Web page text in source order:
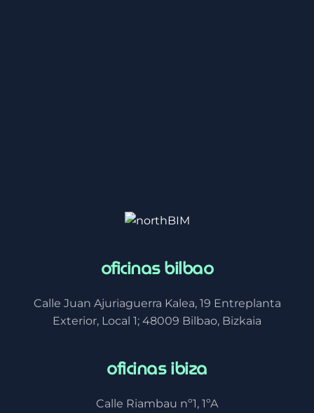
oficinas bilbao
Calle Juan Ajuriaguerra Kalea, 19 Entreplanta
Exterior, Local 1; 48009 Bilbao, Bizkaia
oficinas ibiza
Calle Riambau nº1, 1ºA